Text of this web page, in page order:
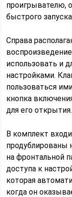
проигрывателю,
быстрого
Справа
использовать и
настройками.
пользоваться
кнопка
для его открытия.
В комплект
продублированы
на фронтальной
доступа к
которая
когда он